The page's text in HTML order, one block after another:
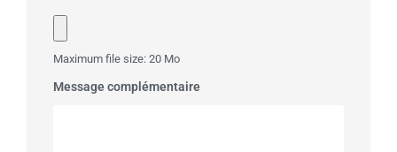
Maximum file size: 20 Mo
Message complémentaire